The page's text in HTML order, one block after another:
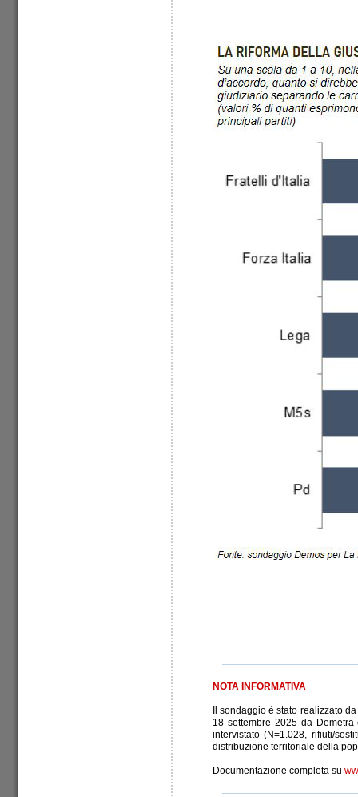
NOTA INFORMATIVA
Il sondaggio è stato realizzato
18 settembre 2025 da
intervistato (N=1.028, rifiuti/
distribuzione territoriale della
Documentazione completa su